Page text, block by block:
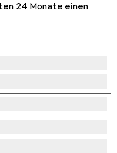
24 Monate einen